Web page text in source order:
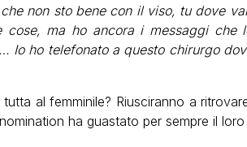
non sto bene con il viso, tu dove
ma ho ancora i messaggi che
Io ho telefonato a questo chirurgo
al femminile? Riusciranno a
ha guastato per sempre il